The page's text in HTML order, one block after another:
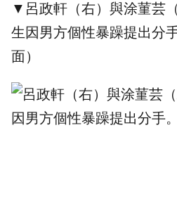
▼呂政軒（右）與涂菫芸
生因男方個性暴躁提出分
面）